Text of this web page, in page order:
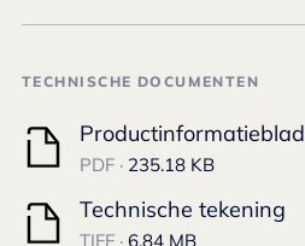
TECHNISCHE DOCUMENTEN
Productinformatieblad
PDF · 235.18 KB
Technische tekening
TIFF · 6.84 MB